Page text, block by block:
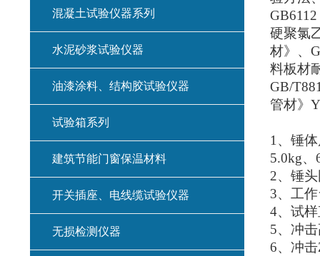
GB6112
硬聚氯
材》、
料板材
GB/
管材》
1 、锤
5.0kg、
2、锤
3、工
4、试
5、冲
6、冲击
混凝土试验仪器系列
水泥砂浆试验仪器
油漆涂料、结构胶试验仪器
试验箱系列
建筑节能门窗保温材料
开关插座、电线缆试验仪器
无损检测仪器